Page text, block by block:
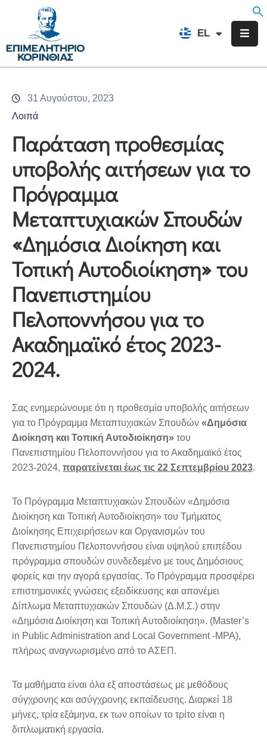
EL
FR
Επιμελητήριο
Υπηρεσίες
Προγράμματα
Εκδηλώσεις
Επικοινωνία
31 Αυγούστου, 2023
Λοιπά
Παράταση προθεσμίας
υποβολής αιτήσεων για το
Πρόγραμμα
Μεταπτυχιακών Σπουδών
«Δημόσια Διοίκηση και
Τοπική Αυτοδιοίκηση» του
Πανεπιστημίου
Πελοποννήσου για το
Ακαδημαϊκό έτος 2023-
2024.
Σας ενημερώνουμε ότι η προθεσμία υποβολής αιτήσεων
για το Πρόγραμμα Μεταπτυχιακών Σπουδών «Δημόσια
Διοίκηση και Τοπική Αυτοδιοίκηση» του
Πανεπιστημίου Πελοποννήσου για το Ακαδημαϊκό έτος
2023-2024, παρατείνεται έως τις 22 Σεπτεμβρίου 2023.
Το Πρόγραμμα Μεταπτυχιακών Σπουδών «Δημόσια
Διοίκηση και Τοπική Αυτοδιοίκηση» του Τμήματος
Διοίκησης Επιχειρήσεων και Οργανισμών του
Πανεπιστημίου Πελοποννήσου είναι υψηλού επιπέδου
πρόγραμμα σπουδών συνδεδεμένο με τους Δημόσιους
φορείς και την αγορά εργασίας. Το Πρόγραμμα προσφέρει
επιστημονικές γνώσεις εξειδίκευσης και απονέμει
Δίπλωμα Μεταπτυχιακών Σπουδών (Δ.Μ.Σ.) στην
«Δημόσια Διοίκηση και Τοπική Αυτοδιοίκηση». (Master’s
in Public Administration and Local Government -MPA),
πλήρως αναγνωρισμένο από το ΑΣΕΠ.
Τα μαθήματα είναι όλα εξ αποστάσεως με μεθόδους
σύγχρονης και ασύγχρονης εκπαίδευσης. Διαρκεί 18
μήνες, τρία εξάμηνα, εκ των οποίων το τρίτο είναι η
διπλωματική εργασία.